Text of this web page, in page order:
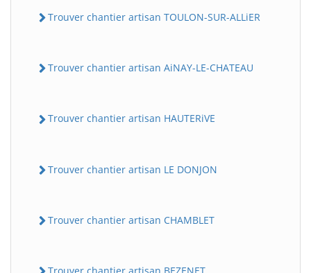
Trouver chantier artisan TOULON-SUR-ALLiER
Trouver chantier artisan AiNAY-LE-CHATEAU
Trouver chantier artisan HAUTERiVE
Trouver chantier artisan LE DONJON
Trouver chantier artisan CHAMBLET